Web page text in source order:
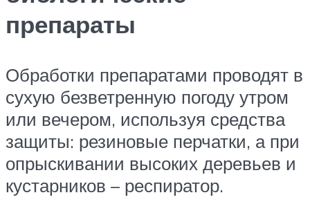
препараты
Обработки препаратами проводят в
сухую безветренную погоду утром
или вечером, используя средства
защиты: резиновые перчатки, а при
опрыскивании высоких деревьев и
кустарников – респиратор.